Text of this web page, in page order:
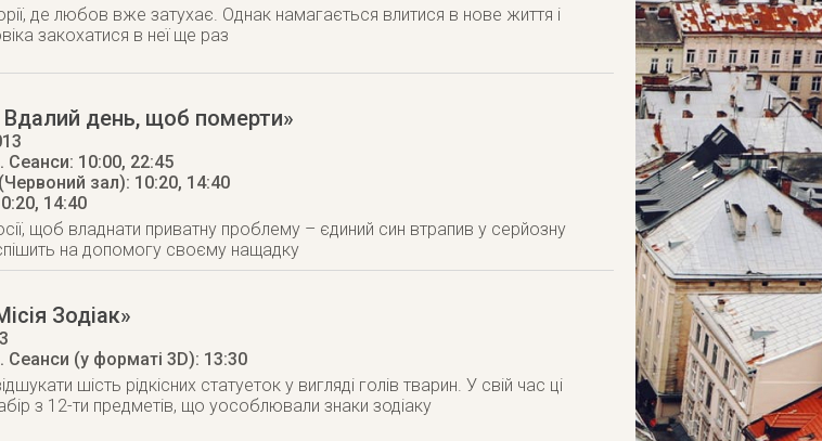
де любов вже затухає. Однак намагається влитися в нове життя і
закохатися в неї ще раз
Вдалий день, щоб померти»
. Сеанси: 10:00, 22:45
зал): 10:20, 14:40
14:40
щоб владнати приватну проблему – єдиний син втрапив у серйозну
на допомогу своєму нащадку
Зодiак»
. Сеанси (у форматі 3D): 13:30
шість рідкісних статуеток у вигляді голів тварин. У свій час ці
з 12-ти предметів, що уособлювали знаки зодіаку